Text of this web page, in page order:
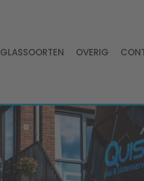
GLASSOORTEN OVERIG